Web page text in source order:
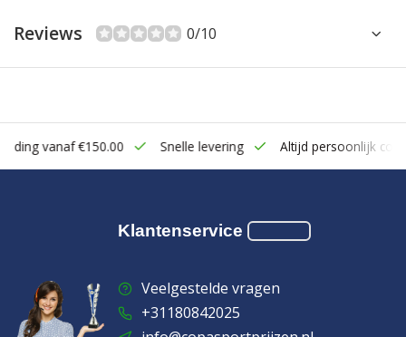
Reviews 0/10
vanaf €150.00 Snelle levering Altijd persoonlijk
Klantenservice
Veelgestelde vragen
+31180842025